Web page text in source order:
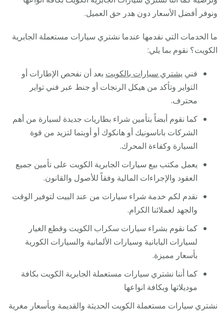
ونوفر أفضل الأسعار دون هدر حق العميل.
ما الخدمات التي نقدمها عندما نشتري سيارات مستعملة الجابرية
الكويت؟ نقوم بما يلي:
فني يشتري سيارات بالكويت بعد أن نفحص الإطارات أو
التواير وتأكد من هيكل الرنجات أو جنط عبر فني تواير
محترف.
كما نقوم أبضاً بتأمين شراء بطاريات جديدة لسيارة من أهم
الشركات باناسونيك أو هانكوك أو أوبتما لتزيد من قوة
السيارة وكفاءة المحرك.
يعمل مكتب بيع سيارات الجابرية الكويت على تأمين جميع
العقود والإجراءات المالية وفقاً للأصول والقانون.
نقدم لكم خدمة شراء سيارات من عند البيت لتوفير الوقت
والجهد لعملائنا الكرام.
كما نقوم بشراء سيارات سكراب الكويت وقطع الغيار
لسيارات اليابانية وسيارات الألمانية والسيارات الكورية
بأسعار مميزة.
كما أننا نشتري سيارات مستعملة الجابرية الكويت بكافة
موديلاتها وبكافة انواعها
نشتري سيارات مستعملة الكويت الحديثة والقديمة وبأسعار مغرية